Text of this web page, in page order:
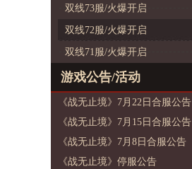
双线73服/火爆开启
双线72服/火爆开启
双线71服/火爆开启
游戏公告/活动
《战无止境》7月22日合服公告
《战无止境》7月15日合服公告
《战无止境》7月8日合服公告
《战无止境》停服公告